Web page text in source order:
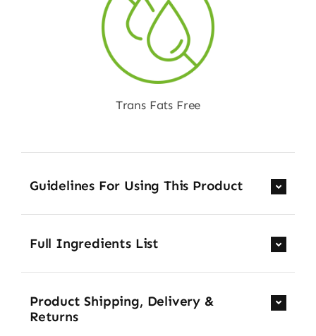
Trans Fats Free
Guidelines For Using This Product
Full Ingredients List
Product Shipping, Delivery &
Returns